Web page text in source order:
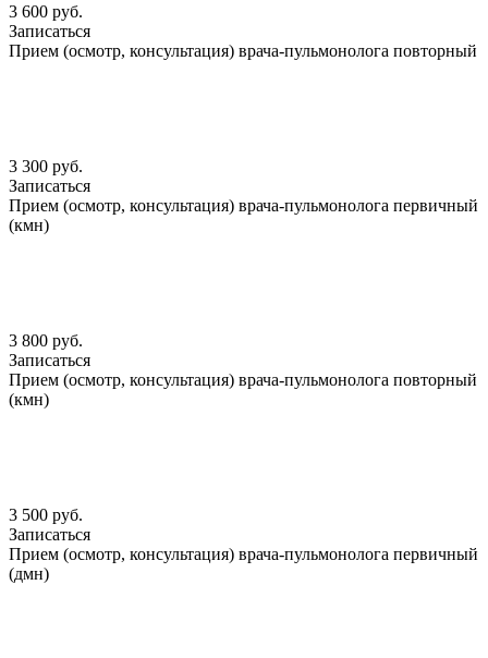
3 600 руб.
Записаться
Прием (осмотр, консультация) врача-пульмонолога повторный
3 300 руб.
Записаться
Прием (осмотр, консультация) врача-пульмонолога первичный
(кмн)
3 800 руб.
Записаться
Прием (осмотр, консультация) врача-пульмонолога повторный
(кмн)
3 500 руб.
Записаться
Прием (осмотр, консультация) врача-пульмонолога первичный
(дмн)